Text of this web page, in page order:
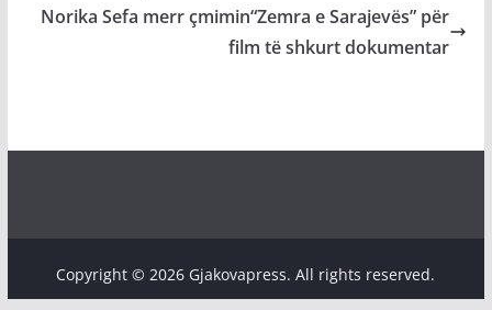
Norika Sefa merr çmimin“Zemra e Sarajevës” për
film të shkurt dokumentar
Copyright © 2026 Gjakovapress. All rights reserved.